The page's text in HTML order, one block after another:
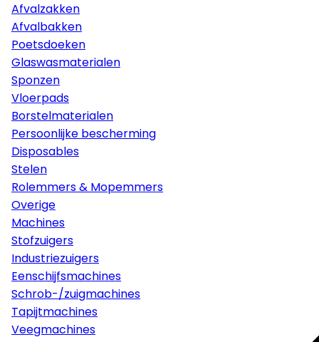
Afvalzakken
Afvalbakken
Poetsdoeken
Glaswasmaterialen
Sponzen
Vloerpads
Borstelmaterialen
Persoonlijke bescherming
Disposables
Stelen
Rolemmers & Mopemmers
Overige
Machines
Stofzuigers
Industriezuigers
Eenschijfsmachines
Schrob-/zuigmachines
Tapijtmachines
Veegmachines